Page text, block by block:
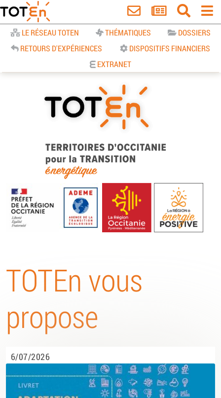
LE RÉSEAU TOTEN THÉMATIQUES
DOSSIERS
RETOURS D'EXPÉRIENCES
DISPOSITIFS FINANCIERS
EXTRANET
TOTEn Occitanie | Territoires
d’Occitanie pour la Transition
Energétique
TOTEn vous
propose
6/07/2026